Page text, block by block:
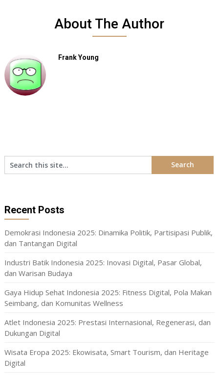
About The Author
Frank Young
Recent Posts
Demokrasi Indonesia 2025: Dinamika Politik, Partisipasi Publik,
dan Tantangan Digital
Industri Batik Indonesia 2025: Inovasi Digital, Pasar Global,
dan Warisan Budaya
Gaya Hidup Sehat Indonesia 2025: Fitness Digital, Pola Makan
Seimbang, dan Komunitas Wellness
Atlet Indonesia 2025: Prestasi Internasional, Regenerasi, dan
Dukungan Digital
Wisata Eropa 2025: Ekowisata, Smart Tourism, dan Heritage
Digital